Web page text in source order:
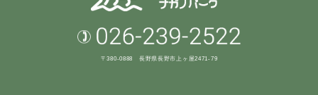
〒380-0888 長野県長野市上ヶ屋2471-79